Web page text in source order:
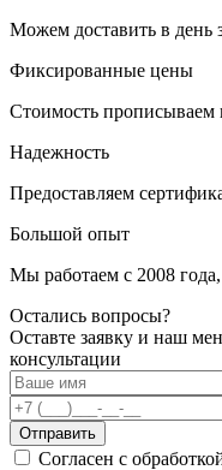
Можем доставить в день
Фиксированные цены
Стоимость прописываем
Надежность
Предоставляем
Большой опыт
Мы работаем с 2008
Остались вопросы?
Оставте заявку и наш
консультации
Отправить
Согласен с